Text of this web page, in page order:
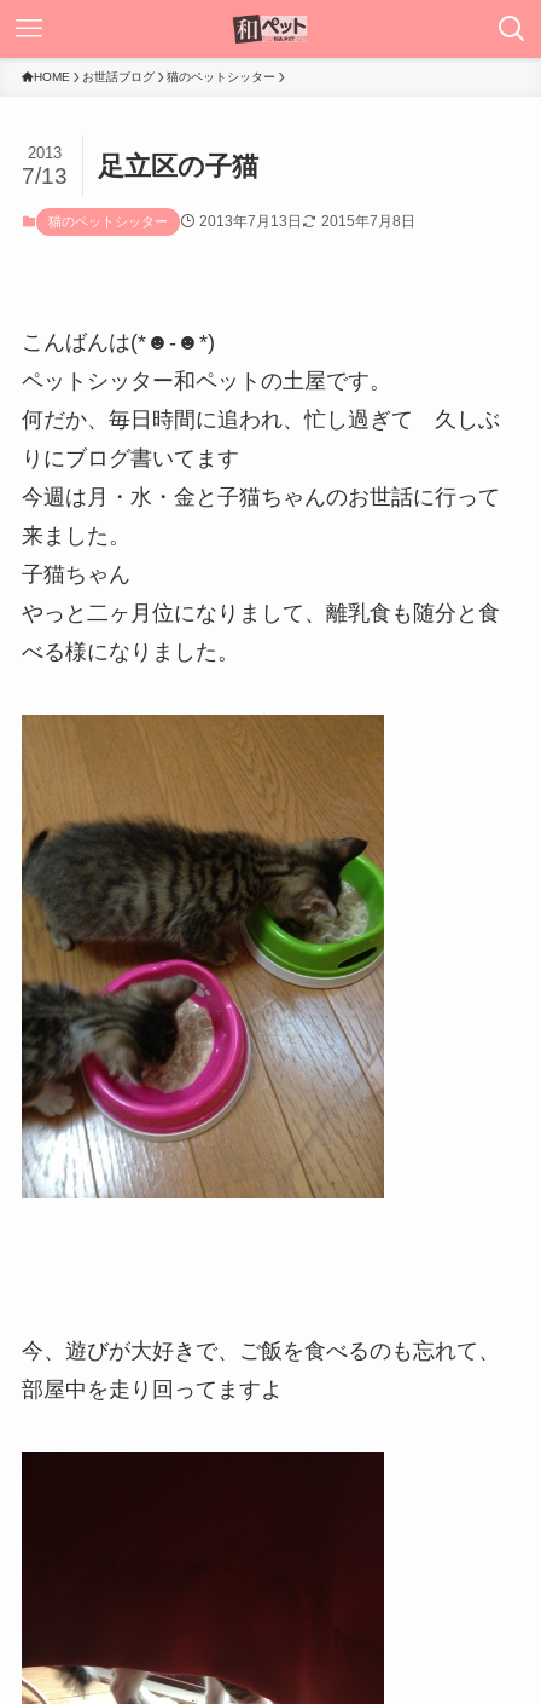
HOME お世話ブログ 猫のペットシッター
足立区の子猫
2013
7/13
猫のペットシッター 2013年7月13日 2015年7月8日
こんばんは(*☻-☻*)
ペットシッター和ペットの土屋です。
何だか、毎日時間に追われ、忙し過ぎて 久しぶ
りにブログ書いてます
今週は月・水・金と子猫ちゃんのお世話に行って
来ました。
子猫ちゃん
やっと二ヶ月位になりまして、離乳食も随分と食
べる様になりました。
今、遊びが大好きで、ご飯を食べるのも忘れて、
部屋中を走り回ってますよ